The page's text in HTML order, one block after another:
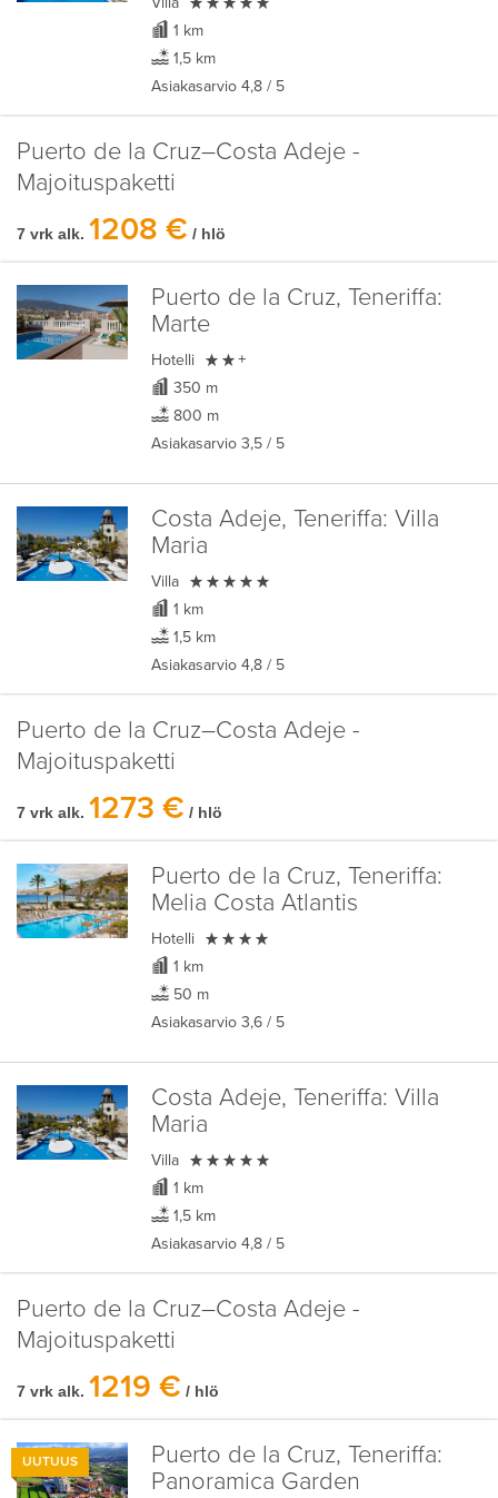
1 km
1,5 km
Asiakasarvio 4,8 / 5
Puerto de la Cruz–Costa Adeje -
Majoituspaketti
7 vrk alk. 1208 € / hlö
Puerto de la Cruz, Teneriffa:
Marte
Hotelli  +
350 m
800 m
Asiakasarvio 3,5 / 5
Costa Adeje, Teneriffa: Villa
Maria
Villa 
1 km
1,5 km
Asiakasarvio 4,8 / 5
Puerto de la Cruz–Costa Adeje -
Majoituspaketti
7 vrk alk. 1273 € / hlö
Puerto de la Cruz, Teneriffa:
Melia Costa Atlantis
Hotelli 
1 km
50 m
Asiakasarvio 3,6 / 5
Costa Adeje, Teneriffa: Villa
Maria
Villa 
1 km
1,5 km
Asiakasarvio 4,8 / 5
Puerto de la Cruz–Costa Adeje -
Majoituspaketti
7 vrk alk. 1219 € / hlö
UUTUUS
Puerto de la Cruz, Teneriffa:
Panoramica Garden